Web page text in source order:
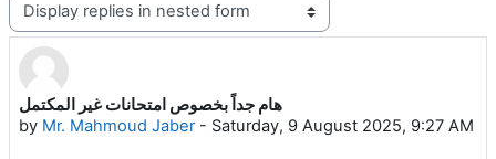
Display mode
هام جداً بخصوص امتحانات غير المكتمل
by Mr. Mahmoud Jaber- Saturday, 9 August 2025, 9:27 AM
Number of replies: 0